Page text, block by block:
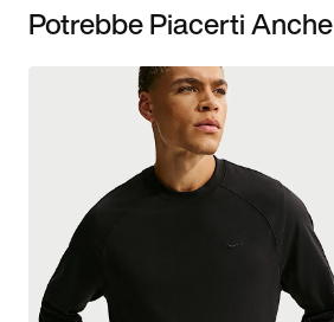
Potrebbe Piacerti Anche